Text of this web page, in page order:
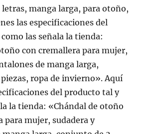
letras, manga larga, para otoño,
las especificaciones del
las señala la tienda:
con cremallera para mujer,
de manga larga,
ropa de invierno». Aquí
del producto tal y
la tienda: «Chándal de otoño
para mujer, sudadera y